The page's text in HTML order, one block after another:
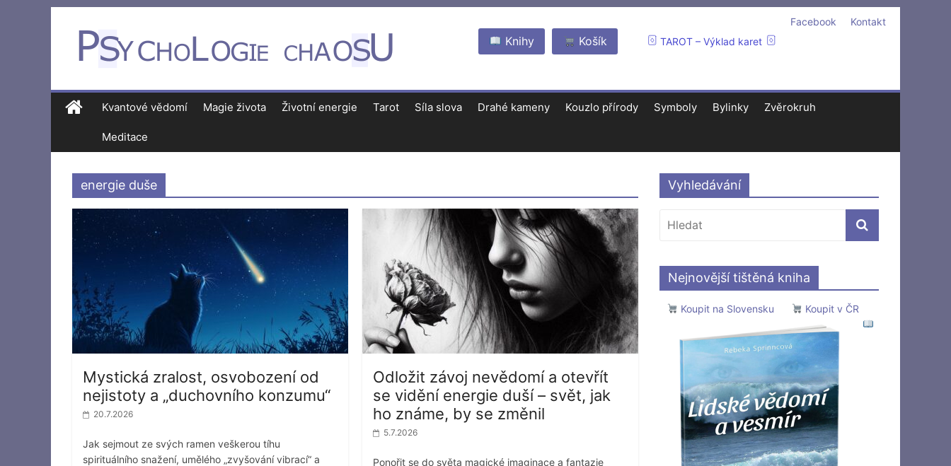
Kontakt
Facebook
TAROT – Výklad karet
Košík
Knihy
Kvantové vědomí Magie života Životní energie Tarot Síla slova Drahé kameny Kouzlo přírody Symboly Bylinky Zvěrokruh
Meditace
energie duše
Mystická zralost, osvobození od
nejistoty a „duchovního konzumu“
20.7.2026
Jak sejmout ze svých ramen veškerou tíhu
spirituálního snažení, umělého „zvyšování vibrací“ a
Odložit závoj nevědomí a otevřít
se vidění energie duší – svět, jak
ho známe, by se změnil
5.7.2026
Ponořit se do světa magické imaginace a fantazie
Vyhledávání
Nejnovější tištěná kniha
Koupit na Slovensku Koupit v ČR